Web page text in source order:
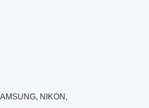
NIKON,